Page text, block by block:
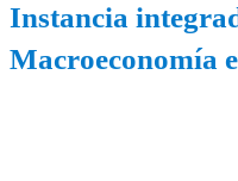
Instancia
Macroeconomía